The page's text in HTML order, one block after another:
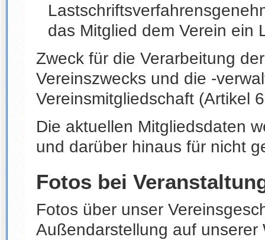
das Mitglied dem Verein ein
Zweck für die Verarbeitung
Vereinszwecks und die -
Vereinsmitgliedschaft (Artikel
Die aktuellen Mitgliedsdaten
und darüber hinaus für nicht
Fotos bei
Fotos über unser
Außendarstellung auf unserer